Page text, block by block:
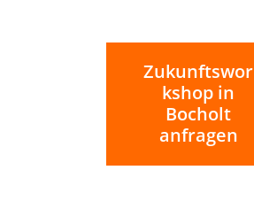
Zukunftswor
kshop in
Bocholt
anfragen